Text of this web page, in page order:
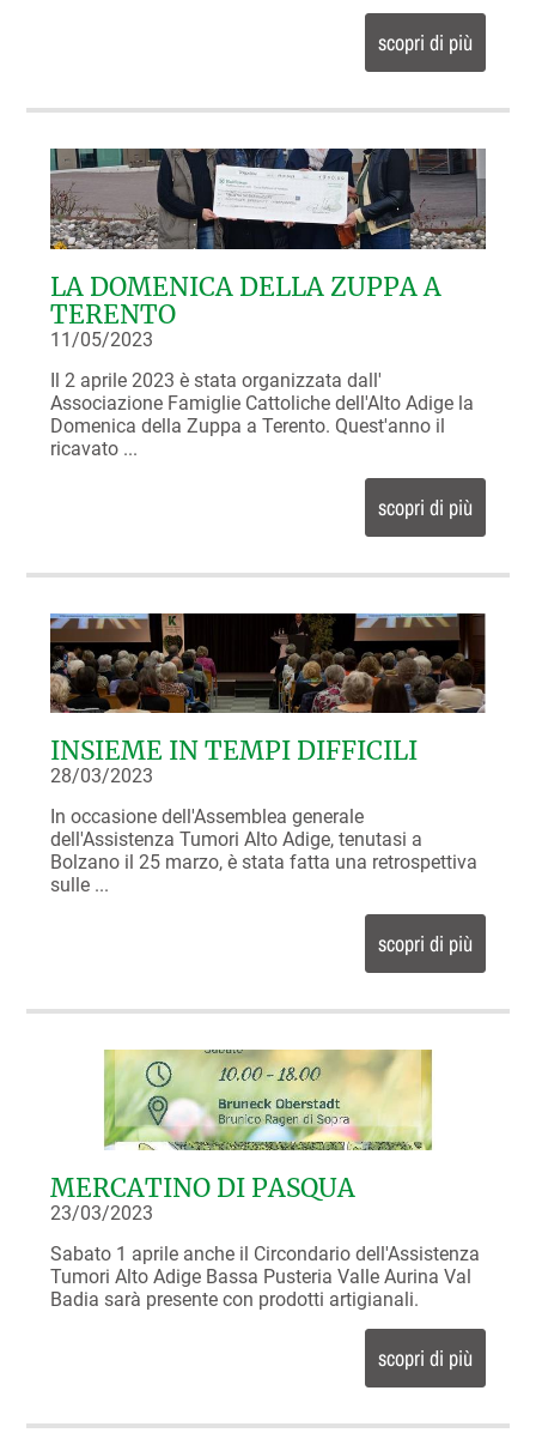
scopri di più
LA DOMENICA DELLA ZUPPA A
TERENTO
11/05/2023
Il 2 aprile 2023 è stata organizzata dall'
Associazione Famiglie Cattoliche dell'Alto Adige la
Domenica della Zuppa a Terento. Quest'anno il
ricavato ...
scopri di più
INSIEME IN TEMPI DIFFICILI
28/03/2023
In occasione dell'Assemblea generale
dell'Assistenza Tumori Alto Adige, tenutasi a
Bolzano il 25 marzo, è stata fatta una retrospettiva
sulle ...
scopri di più
MERCATINO DI PASQUA
23/03/2023
Sabato 1 aprile anche il Circondario dell'Assistenza
Tumori Alto Adige Bassa Pusteria Valle Aurina Val
Badia sarà presente con prodotti artigianali.
scopri di più